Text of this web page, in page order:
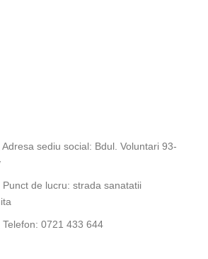
Adresa sediu social: Bdul. Voluntari 93-
Punct de lucru: strada sanatatii
Telefon: 0721 433 644